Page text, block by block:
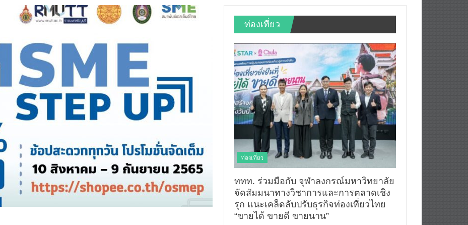
ท่องเที่ยว
ท่องเที่ยว
ททท. ร่วมมือกับ จุฬาลงกรณ์มหาวิทยาลัย
จัดสัมมนาทางวิชาการและการตลาดเชิง
รุก แนะเคล็ดลับปรับธุรกิจท่องเที่ยวไทย
“ขายได้ ขายดี ขายนาน”